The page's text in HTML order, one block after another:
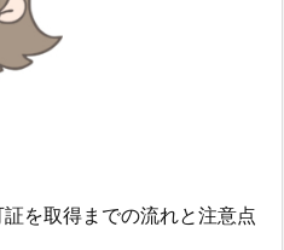
を取得までの流れと注意点